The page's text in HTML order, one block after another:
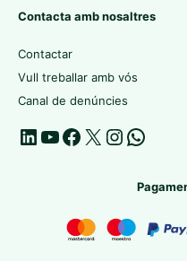
Contacta amb nosaltres
Contactar
Vull treballar amb vós
Canal de denúncies